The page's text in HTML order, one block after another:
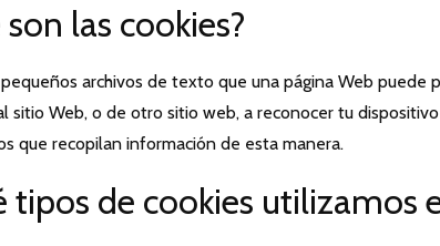
son las cookies?
archivos de texto que una página Web
sitio Web, o de otro sitio web, a reconocer tu
que recopilan información de esta manera.
tipos de cookies utilizamos